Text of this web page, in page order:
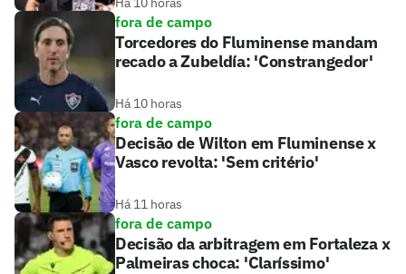
fora de campo
Torcedores do Fluminense mandam
recado a Zubeldía: 'Constrangedor'
Há 10 horas
fora de campo
Decisão de Wilton em Fluminense x
Vasco revolta: 'Sem critério'
Há 11 horas
fora de campo
Decisão da arbitragem em Fortaleza x
Palmeiras choca: 'Claríssimo'